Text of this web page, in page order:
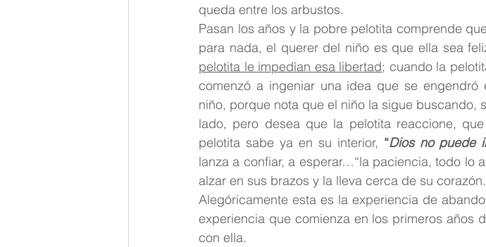
queda entre los arbustos.
Pasan los años y la pobre pelotita comprende
para nada, el querer del niño es que ella sea
pelotita le impedían esa libertad; cuando la
comenzó a ingeniar una idea que se
niño, porque nota que el niño la sigue buscando,
lado, pero desea que la pelotita reaccione,
pelotita sabe ya en su interior, “Dios no puede
lanza a confiar, a esperar…“la paciencia, todo lo
alzar en sus brazos y la lleva cerca de su corazón.
Alegóricamente esta es la experiencia de
experiencia que comienza en los primeros años
con ella.